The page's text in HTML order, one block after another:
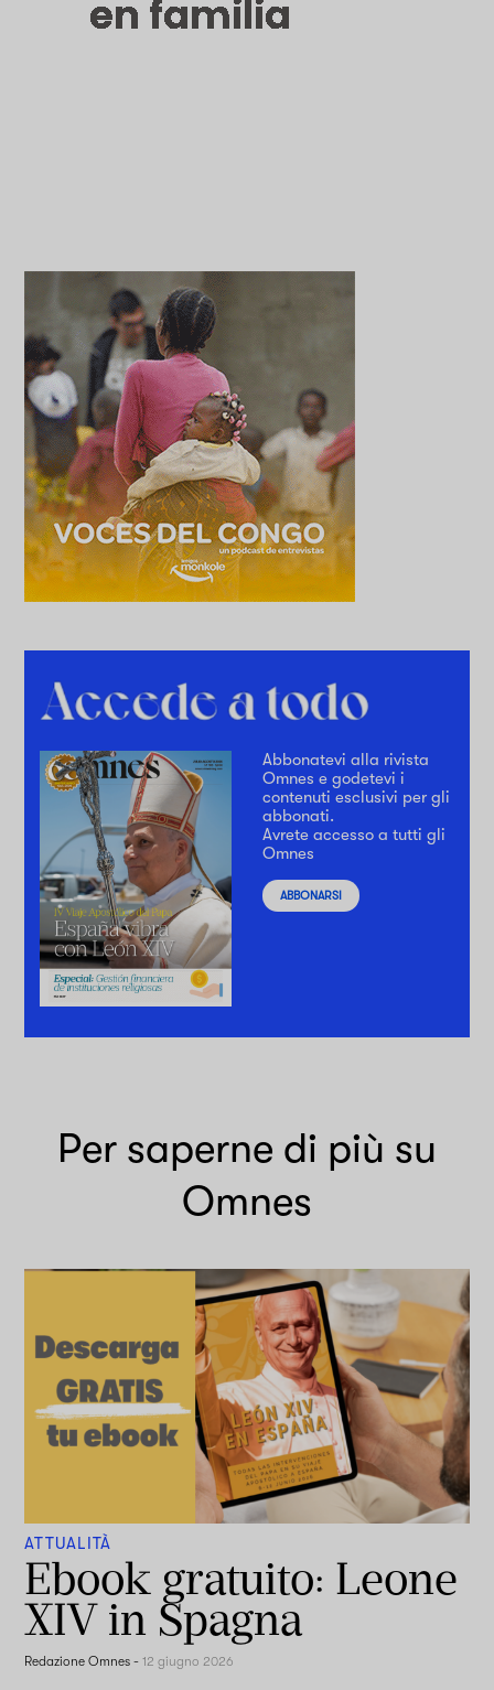
Abbonatevi alla rivista
Omnes e godetevi i
contenuti esclusivi per gli
abbonati.
Avrete accesso a tutti gli
Omnes
ABBONARSI
Per saperne di più su
Omnes
ATTUALITÀ
Ebook gratuito: Leone
XIV in Spagna
Redazione Omnes -12 giugno 2026